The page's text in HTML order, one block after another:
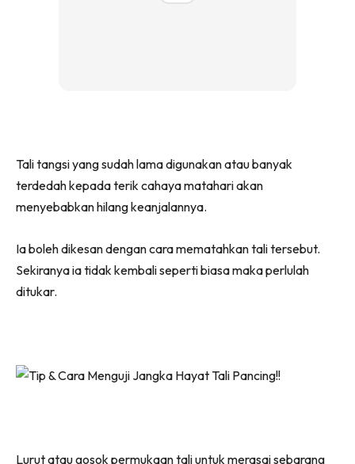
Tali tangsi yang sudah lama digunakan atau banyak
terdedah kepada terik cahaya matahari akan
menyebabkan hilang keanjalannya.
Ia boleh dikesan dengan cara mematahkan tali tersebut.
Sekiranya ia tidak kembali seperti biasa maka perlulah
ditukar.
Lurut atau gosok permukaan tali untuk merasai sebarang